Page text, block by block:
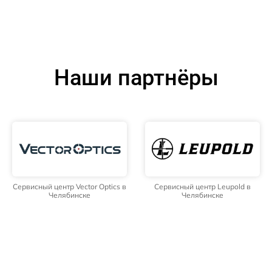
Наши партнёры
Сервисный центр Vector Optics в
Челябинске
Сервисный центр Leupold в
Челябинске